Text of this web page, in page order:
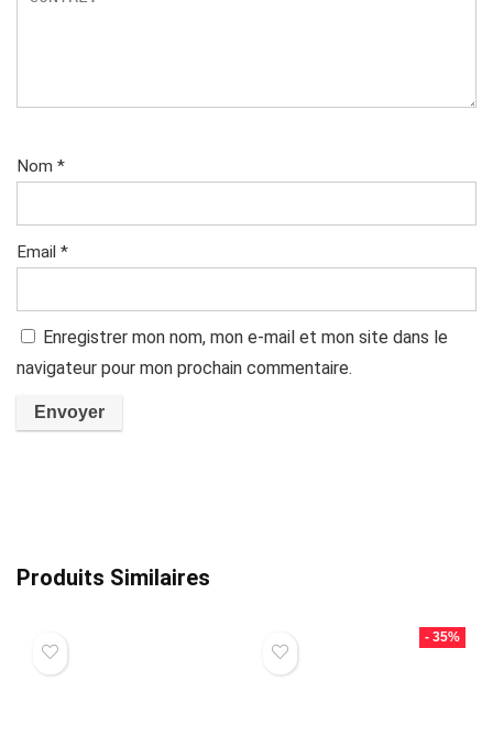
Nom *
Email *
Enregistrer mon nom, mon e-mail et mon site dans le
navigateur pour mon prochain commentaire.
Produits Similaires
- 35%